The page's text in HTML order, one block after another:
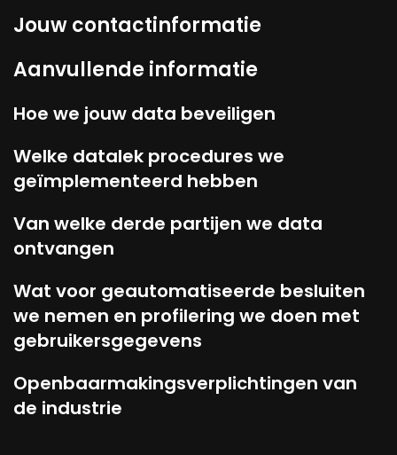
Jouw contactinformatie
Aanvullende informatie
Hoe we jouw data beveiligen
Welke datalek procedures we
geïmplementeerd hebben
Van welke derde partijen we data
ontvangen
Wat voor geautomatiseerde besluiten
we nemen en profilering we doen met
gebruikersgegevens
Openbaarmakingsverplichtingen van
de industrie